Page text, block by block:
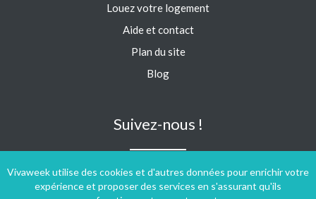
Vivaweek utilise des cookies et d'autres données pour enrichir votre
expérience et proposer des services en s'assurant qu'ils
Louez votre logement
Aide et contact
Plan du site
Blog
Suivez-nous !